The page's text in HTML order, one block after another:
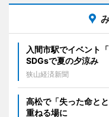
入間市駅でイベント
SDGsで夏の夕涼み
狭山経済新聞
高松で「失った命と
重ねる場に